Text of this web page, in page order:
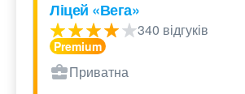
Ліцей «Вега»
340 відгуків
Приватна